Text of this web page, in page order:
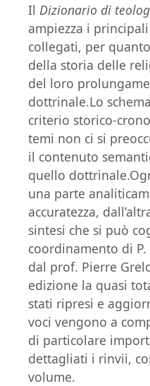
Il Dizionario di
ampiezza i
collegati, per
della storia delle
del loro
dottrinale.Lo
criterio storico-
temi non ci si
il contenuto
quello
una parte
accuratezza,
sintesi che si può
coordinamento di
dal prof. Pierre
edizione la quasi
stati ripresi e
voci vengono a
di particolare
dettagliati i rinvii,
volume.